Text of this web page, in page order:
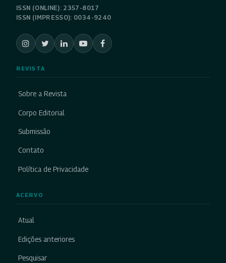
ISSN (ONLINE): 2357-8017
ISSN (IMPRESSO): 0034-9240
REVISTA
Sobre a Revista
Corpo Editorial
Submissão
Contato
Política de Privacidade
ACERVO
Atual
Edições anteriores
Pesquisar